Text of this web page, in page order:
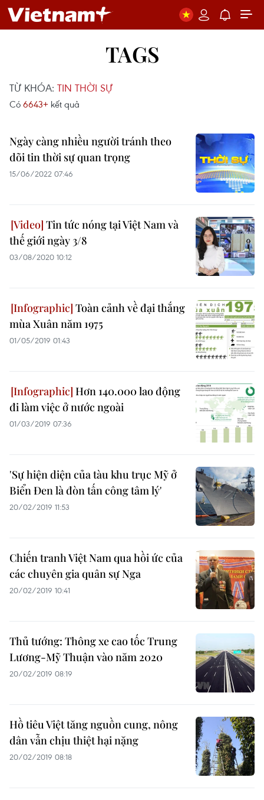
TAGS
TỪ KHÓA: TIN THỜI SỰ
Có 6643+ kết quả
Ngày càng nhiều người tránh theo
dõi tin thời sự quan trọng
15/06/2022 07:46
Tin tức nóng tại Việt Nam và
thế giới ngày 3/8
03/08/2020 10:12
Toàn cảnh về đại thắng
mùa Xuân năm 1975
01/05/2019 01:43
Hơn 140.000 lao động
đi làm việc ở nước ngoài
01/03/2019 07:36
'Sự hiện diện của tàu khu trục Mỹ ở
Biển Đen là đòn tấn công tâm lý'
20/02/2019 11:53
Chiến tranh Việt Nam qua hồi ức của
các chuyên gia quân sự Nga
20/02/2019 10:41
Thủ tướng: Thông xe cao tốc Trung
Lương-Mỹ Thuận vào năm 2020
20/02/2019 08:19
Hồ tiêu Việt tăng nguồn cung, nông
dân vẫn chịu thiệt hại nặng
20/02/2019 08:18